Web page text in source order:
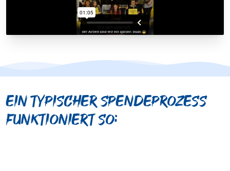
Ein typischer Spendeprozess
funktioniert so: